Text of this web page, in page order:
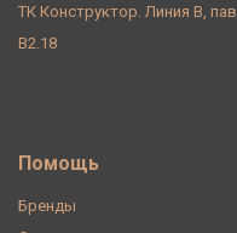
ТК Конструктор. Линия В, пав
В2.18
Помощь
Бренды